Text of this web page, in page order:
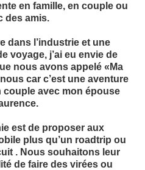
en famille, en couple ou
des amis.
dans l’industrie et une
voyage, j’ai eu envie de
nous avons appelé «Ma
car c’est une aventure
avec mon épouse
est de proposer aux
plus qu’un roadtrip ou
. Nous souhaitons leur
de faire des virées ou